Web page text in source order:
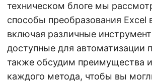
техническом блоге мы
способы преобразования Excel
включая различные
доступные для автоматизации
также обсудим преимущества
каждого метода, чтобы вы